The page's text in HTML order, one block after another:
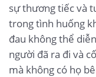
sự thương tiếc và
trong tình huống
đau không thể
người đã ra đi và
mà không có họ